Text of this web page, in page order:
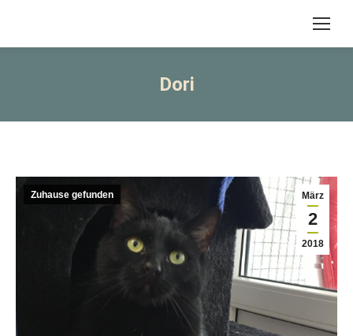
Dori
März
2
2018
Zuhause gefunden